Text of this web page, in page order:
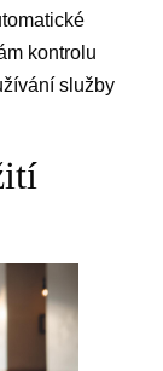
kontrolu
služby